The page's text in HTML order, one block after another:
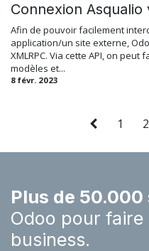
Connexion Asqualio
Afin de pouvoir facilement
application/un site externe,
XMLRPC. Via cette API, on
modèles et...
8 févr. 2023
1 2
Plus de
Odoo pour
business.